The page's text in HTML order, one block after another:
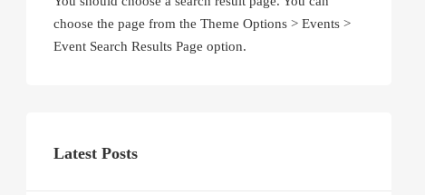
choose the page from the Theme Options > Events >
Event Search Results Page option.
Latest Posts